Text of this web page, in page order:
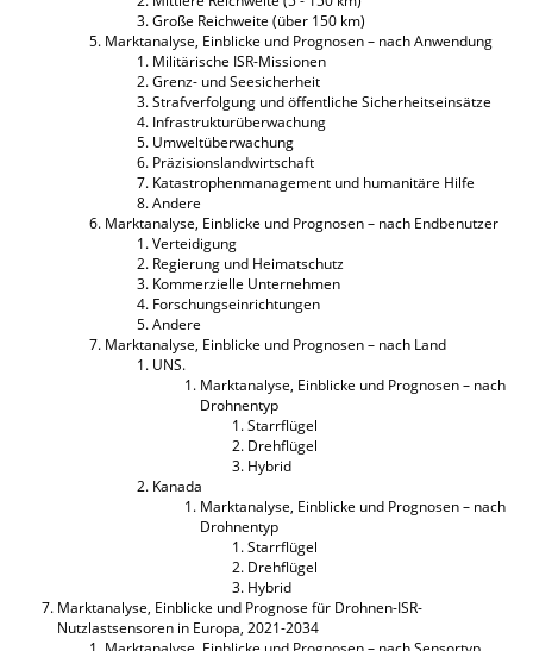
Große Reichweite (über 150 km)
Marktanalyse, Einblicke und Prognosen – nach Anwendung
Militärische ISR-Missionen
Grenz- und Seesicherheit
Strafverfolgung und öffentliche Sicherheitseinsätze
Infrastrukturüberwachung
Umweltüberwachung
Präzisionslandwirtschaft
Katastrophenmanagement und humanitäre Hilfe
Andere
Marktanalyse, Einblicke und Prognosen – nach Endbenutzer
Verteidigung
Regierung und Heimatschutz
Kommerzielle Unternehmen
Forschungseinrichtungen
Andere
Marktanalyse, Einblicke und Prognosen – nach Land
UNS.
Marktanalyse, Einblicke und Prognosen – nach
Drohnentyp
Starrflügel
Drehflügel
Hybrid
Kanada
Marktanalyse, Einblicke und Prognosen – nach
Drohnentyp
Starrflügel
Drehflügel
Hybrid
Marktanalyse, Einblicke und Prognose für Drohnen-ISR-
Nutzlastsensoren in Europa, 2021-2034